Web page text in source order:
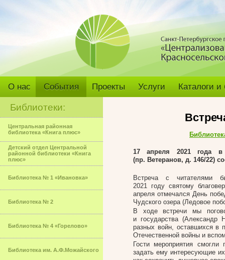
О нас События Проекты Услуги Каталоги
Библиотеки:
Центральная районная
библиотека «Книга плюс»
Детский отдел Центральной
районной библиотеки «Книга
плюс»
Библиотека № 1 «Ивановка»
Библиотека № 2
Библиотека № 4 «Горелово»
Библиотека им. А.Ф.Можайского
17 апреля 2021 года в
(пр. Ветеранов, д. 146/22)
Встреча с читателями
2021 году святому
апреля отмечался День
Чудского озера (Ледовое
В ходе встречи мы
и государства (Александр
разных войн, оставшихся в
Отечественной войны и
Гости мероприятия
задать ему интересующие